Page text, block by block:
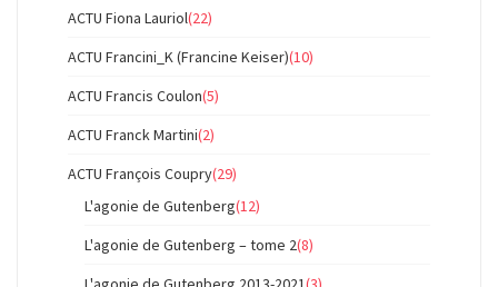
ACTU Fiona Lauriol(22)
ACTU Francini_K (Francine Keiser)(10)
ACTU Francis Coulon(5)
ACTU Franck Martini(2)
ACTU François Coupry(29)
L'agonie de Gutenberg(12)
L'agonie de Gutenberg – tome 2(8)